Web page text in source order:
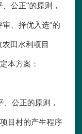
公正”的原则，
、择优入选”的
田水利项目
本方案：
公正的原则，
目村的产生程序